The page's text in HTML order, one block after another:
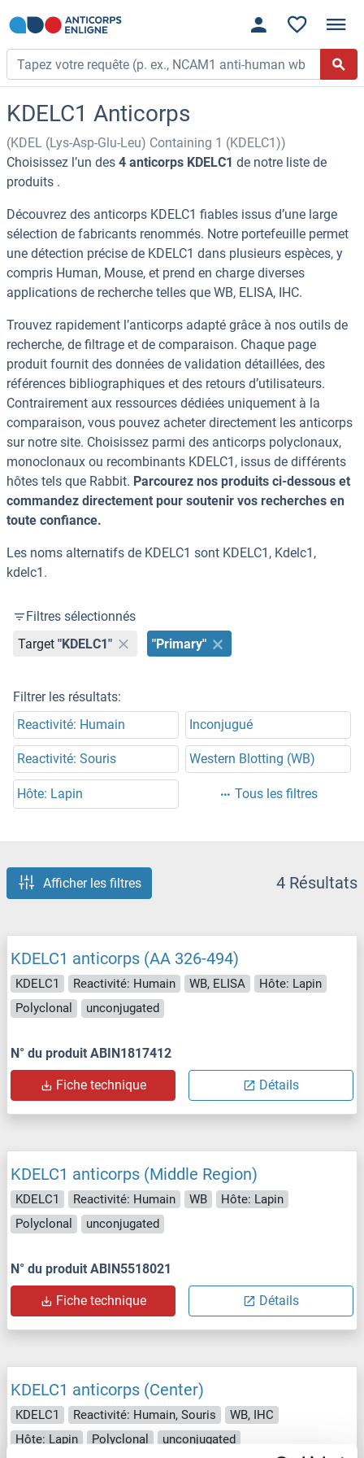
KDELC1 Anticorps
(KDEL (Lys-Asp-Glu-Leu) Containing 1 (KDELC1))
Choisissez l’un des 4 anticorps KDELC1 de notre liste de
produits .
Découvrez des anticorps KDELC1 fiables issus d’une large
sélection de fabricants renommés. Notre portefeuille permet
une détection précise de KDELC1 dans plusieurs espèces, y
compris Human, Mouse, et prend en charge diverses
applications de recherche telles que WB, ELISA, IHC.
Trouvez rapidement l’anticorps adapté grâce à nos outils de
recherche, de filtrage et de comparaison. Chaque page
produit fournit des données de validation détaillées, des
références bibliographiques et des retours d’utilisateurs.
Contrairement aux ressources dédiées uniquement à la
comparaison, vous pouvez acheter directement les anticorps
sur notre site. Choisissez parmi des anticorps polyclonaux,
monoclonaux ou recombinants KDELC1, issus de différents
hôtes tels que Rabbit. Parcourez nos produits ci-dessous et
commandez directement pour soutenir vos recherches en
toute confiance.
Les noms alternatifs de KDELC1 sont KDELC1, Kdelc1,
kdelc1.
Filtres sélectionnés
Target "KDELC1" "Primary"
Filtrer les résultats:
Reactivité: Humain
Inconjugué
Reactivité: Souris Western Blotting (WB)
Hôte: Lapin Tous les filtres
Afficher les filtres 4 Résultats
KDELC1 anticorps (AA 326-494)
KDELC1 Reactivité: Humain WB, ELISA
Hôte: Lapin
Polyclonal
unconjugated
N° du produit ABIN1817412
Fiche technique Détails
KDELC1 anticorps (Middle Region)
KDELC1 Reactivité: Humain WB
Hôte: Lapin
Polyclonal
unconjugated
N° du produit ABIN5518021
Fiche technique Détails
KDELC1 anticorps (Center)
KDELC1 Reactivité: Humain, Souris
WB, IHC
Hôte: Lapin
Polyclonal unconjugated